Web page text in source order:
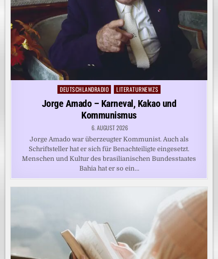
Posted
DEUTSCHLANDRADIO LITERATURNEWZS
Jorge Amado – Karneval, Kakao und
Kommunismus
6. AUGUST 2026
Jorge Amado war überzeugter Kommunist. Auch als
Schriftsteller hat er sich für Benachteiligte eingesetzt.
Menschen und Kultur des brasilianischen Bundesstaates
Bahia hat er so ein…